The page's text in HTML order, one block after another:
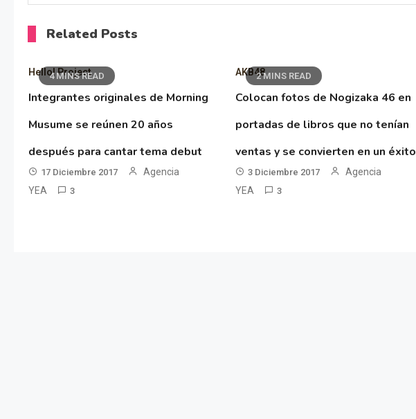
Related Posts
4 MINS READ
Hello! Project
Integrantes originales de Morning
Musume se reúnen 20 años
después para cantar tema debut
17 Diciembre 2017
Agencia
YEA
3
2 MINS READ
AKB48
Colocan fotos de Nogizaka 46 en
portadas de libros que no tenían
ventas y se convierten en un éxito
3 Diciembre 2017
Agencia
YEA
3